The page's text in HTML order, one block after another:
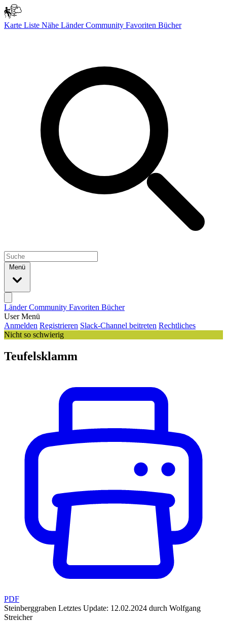
Karte Liste Nähe LänderCommunity Favoriten Bücher
Menü
LänderCommunity Favoriten Bücher
User Menü
Anmelden Registrieren Slack-Channel beitreten Rechtliches
Nicht so schwierig
Teufelsklamm
PDF
Steinberggraben Letztes Update: 12.02.2024 durch Wolfgang
Streicher